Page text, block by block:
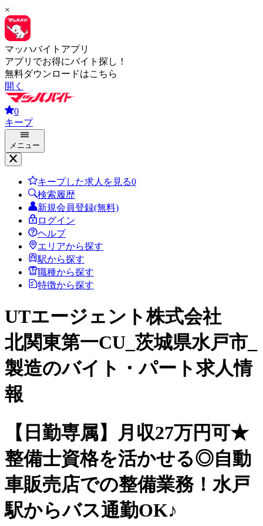
×
マッハバイトアプリ
アプリでお得にバイト探し！
無料ダウンロードはこちら
開く
0
キープ
メニュー
キープした求人を見る0
検索履歴
新規会員登録(無料)
ログイン
ヘルプ
エリアから探す
駅から探す
職種から探す
特徴から探す
UTエージェント株式会社
北関東第一CU_茨城県水戸市_
製造のバイト・パート求人情
報
【日勤専属】月収27万円可★
整備士資格を活かせる◎自動
車販売店での整備業務！水戸
駅からバス通勤OK♪